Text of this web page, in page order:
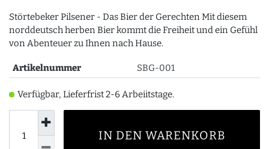
Störtebeker Pilsener - Das Bier der Gerechten Mit diesem
norddeutsch herben Bier kommt die Freiheit und ein Gefühl
von Abenteuer zu Ihnen nach Hause.
Artikelnummer SBG-001
Verfügbar, Lieferfrist 2-6 Arbeiitstage.
IN DEN WARENKORB